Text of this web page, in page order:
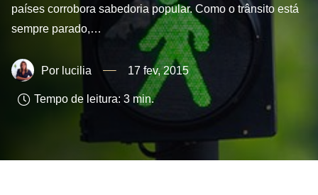
países corrobora sabedoria popular. Como o trânsito está
sempre parado,…
lucilia 17 fev, 2015
Tempo de leitura: 3 min.